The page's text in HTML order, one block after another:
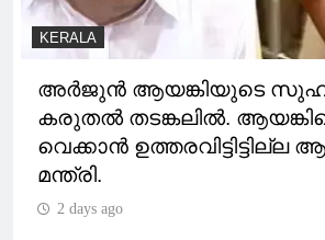
KERALA
അ‍ർജുൻ ആയങ്കിയുടെ
കരുതൽ തടങ്കലിൽ.
വെക്കാൻ ഉത്തരവിട്ടിട്ടില്ല
മന്ത്രി.
2 days ago